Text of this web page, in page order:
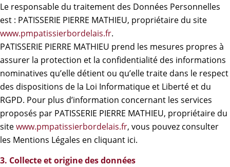
Le responsable du traitement des Données Personnelles
est : PATISSERIE PIERRE MATHIEU, propriétaire du site
www.pmpatissierbordelais.fr.
PATISSERIE PIERRE MATHIEU prend les mesures propres à
assurer la protection et la confidentialité des informations
nominatives qu’elle détient ou qu’elle traite dans le respect
des dispositions de la Loi Informatique et Liberté et du
RGPD. Pour plus d’information concernant les services
proposés par PATISSERIE PIERRE MATHIEU, propriétaire du
sitewww.pmpatissierbordelais.fr, vous pouvez consulter
les Mentions Légales en cliquant ici.
3. Collecte et origine des données